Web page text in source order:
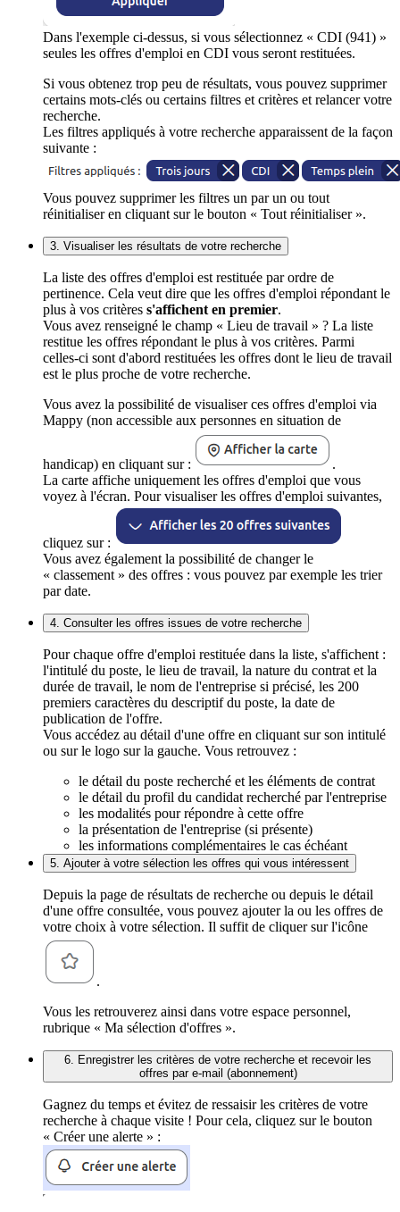
Dans l'exemple ci-dessus, si vous sélectionnez « CDI (941) »
seules les offres d'emploi en CDI vous seront restituées.
Si vous obtenez trop peu de résultats, vous pouvez supprimer
certains mots-clés ou certains filtres et critères et relancer votre
recherche.
Les filtres appliqués à votre recherche apparaissent de la façon
suivante :
Vous pouvez supprimer les filtres un par un ou tout
réinitialiser en cliquant sur le bouton « Tout réinitialiser ».
3. Visualiser les résultats de votre recherche
La liste des offres d'emploi est restituée par ordre de
pertinence. Cela veut dire que les offres d'emploi répondant le
plus à vos critères s'affichent en premier.
Vous avez renseigné le champ « Lieu de travail » ? La liste
restitue les offres répondant le plus à vos critères. Parmi
celles-ci sont d'abord restituées les offres dont le lieu de travail
est le plus proche de votre recherche.
Vous avez la possibilité de visualiser ces offres d'emploi via
Mappy (non accessible aux personnes en situation de
handicap) en cliquant sur :
.
La carte affiche uniquement les offres d'emploi que vous
voyez à l'écran. Pour visualiser les offres d'emploi suivantes,
cliquez sur :
Vous avez également la possibilité de changer le
« classement » des offres : vous pouvez par exemple les trier
par date.
4. Consulter les offres issues de votre recherche
Pour chaque offre d'emploi restituée dans la liste, s'affichent :
l'intitulé du poste, le lieu de travail, la nature du contrat et la
durée de travail, le nom de l'entreprise si précisé, les 200
premiers caractères du descriptif du poste, la date de
publication de l'offre.
Vous accédez au détail d'une offre en cliquant sur son intitulé
ou sur le logo sur la gauche. Vous retrouvez :
le détail du poste recherché et les éléments de contrat
le détail du profil du candidat recherché par l'entreprise
les modalités pour répondre à cette offre
la présentation de l'entreprise (si présente)
les informations complémentaires le cas échéant
5. Ajouter à votre sélection les offres qui vous intéressent
Depuis la page de résultats de recherche ou depuis le détail
d'une offre consultée, vous pouvez ajouter la ou les offres de
votre choix à votre sélection. Il suffit de cliquer sur l'icône
.
Vous les retrouverez ainsi dans votre espace personnel,
rubrique « Ma sélection d'offres ».
6. Enregistrer les critères de votre recherche et recevoir les
offres par e-mail (abonnement)
Gagnez du temps et évitez de ressaisir les critères de votre
recherche à chaque visite ! Pour cela, cliquez sur le bouton
« Créer une alerte » :